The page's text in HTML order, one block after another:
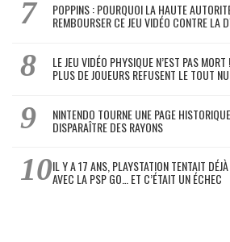
POPPINS : POURQUOI LA HAUTE
REMBOURSER CE JEU VIDÉO CONTRE LA
LE JEU VIDÉO PHYSIQUE N’EST PAS
PLUS DE JOUEURS REFUSENT LE TOUT
NINTENDO TOURNE UNE PAGE
DISPARAÎTRE DES RAYONS
IL Y A 17 ANS, PLAYSTATION TENTAIT
AVEC LA PSP GO… ET C’ÉTAIT UN ÉCHEC